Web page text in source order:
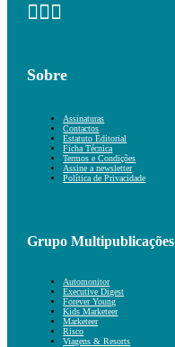
Sobre
Assinaturas
Contactos
Estatuto Editorial
Ficha Técnica
Termos e Condições
Assine a newsletter
Política de Privacidade
Grupo Multipublicações
Automonitor
Executive Digest
Forever Young
Kids Marketeer
Marketeer
Risco
Viagens & Resorts